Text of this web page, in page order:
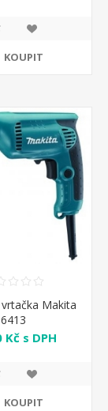
KOUPIT
Makita
6413
Kč s DPH
KOUPIT